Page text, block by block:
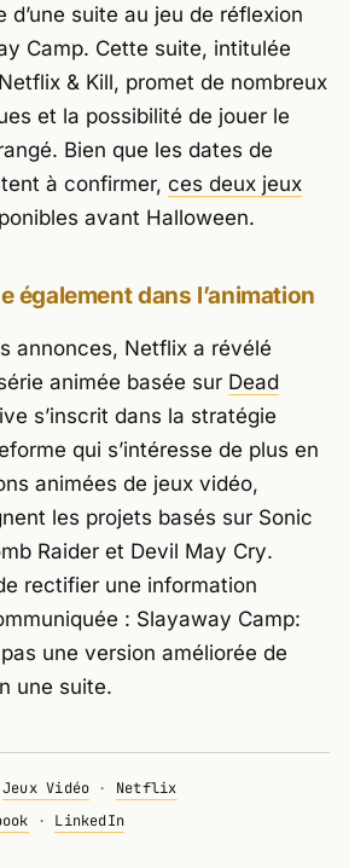
d’une suite au jeu de réflexion
Camp. Cette suite, intitulée
& Kill, promet de nombreux
et la possibilité de jouer le
Bien que les dates de
à confirmer, ces deux jeux
avant Halloween.
également dans l’animation
annonces, Netflix a révélé
animée basée sur Dead
s’inscrit dans la stratégie
qui s’intéresse de plus en
animées de jeux vidéo,
les projets basés sur Sonic
Raider et Devil May Cry.
rectifier une information
: Slayaway Camp:
pas une version améliorée de
une suite.
Jeux Vidéo · Netflix
· LinkedIn